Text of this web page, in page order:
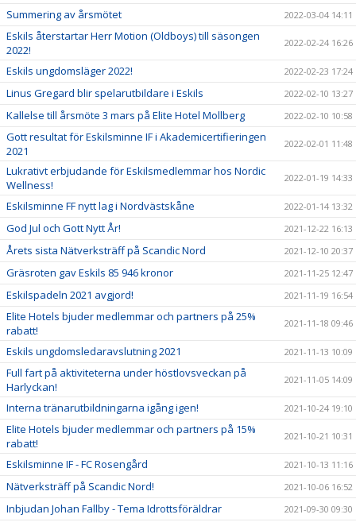
Summering av årsmötet 2022-03-04 14:11
Eskils återstartar Herr Motion (Oldboys) till säsongen
2022!
2022-02-24 16:26
Eskils ungdomsläger 2022! 2022-02-23 17:24
Linus Gregard blir spelarutbildare i Eskils 2022-02-10 13:27
Kallelse till årsmöte 3 mars på Elite Hotel Mollberg 2022-02-10 10:58
Gott resultat för Eskilsminne IF i Akademicertifieringen
2021
2022-02-01 11:48
Lukrativt erbjudande för Eskilsmedlemmar hos Nordic
Wellness!
2022-01-19 14:33
Eskilsminne FF nytt lag i Nordvästskåne 2022-01-14 13:32
God Jul och Gott Nytt År! 2021-12-22 16:13
Årets sista Nätverksträff på Scandic Nord 2021-12-10 20:37
Gräsroten gav Eskils 85 946 kronor 2021-11-25 12:47
Eskilspadeln 2021 avgjord! 2021-11-19 16:54
Elite Hotels bjuder medlemmar och partners på 25%
rabatt!
2021-11-18 09:46
Eskils ungdomsledaravslutning 2021 2021-11-13 10:09
Full fart på aktiviteterna under höstlovsveckan på
Harlyckan!
2021-11-05 14:09
Interna tränarutbildningarna igång igen! 2021-10-24 19:10
Elite Hotels bjuder medlemmar och partners på 15%
rabatt!
2021-10-21 10:31
Eskilsminne IF - FC Rosengård 2021-10-13 11:16
Nätverksträff på Scandic Nord! 2021-10-06 16:52
Inbjudan Johan Fallby - Tema Idrottsföräldrar 2021-09-30 09:30